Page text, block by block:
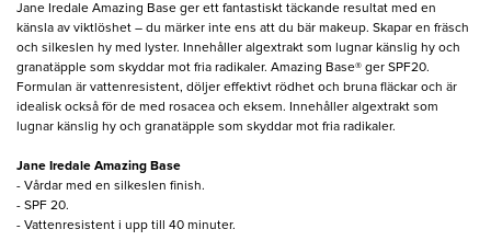
Jane Iredale Amazing Base ger ett fantastiskt täckande resultat med en
känsla av viktlöshet – du märker inte ens att du bär makeup. Skapar en fräsch
och silkeslen hy med lyster. Innehåller algextrakt som lugnar känslig hy och
granatäpple som skyddar mot fria radikaler. Amazing Base® ger SPF20.
Formulan är vattenresistent, döljer effektivt rödhet och bruna fläckar och är
idealisk också för de med rosacea och eksem. Innehåller algextrakt som
lugnar känslig hy och granatäpple som skyddar mot fria radikaler.
Jane Iredale Amazing Base
- Vårdar med en silkeslen finish.
- SPF 20.
- Vattenresistent i upp till 40 minuter.